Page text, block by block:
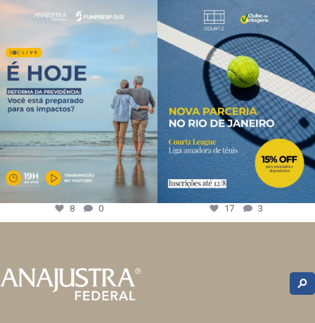
8 0 17 3